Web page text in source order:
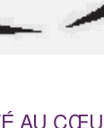
AU